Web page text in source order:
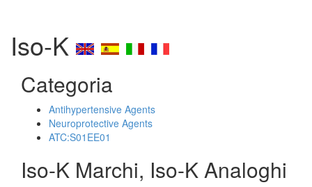
Iso-K
Categoria
Antihypertensive Agents
Neuroprotective Agents
ATC:S01EE01
Iso-K Marchi, Iso-K Analoghi